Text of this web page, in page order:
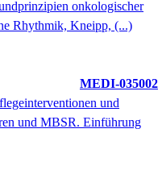
onkologischer
Rhythmik, Kneipp, (...)
MEDI-035002
und
und MBSR. Einführung